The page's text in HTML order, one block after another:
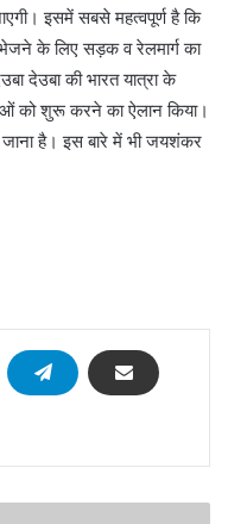
इसमें सबसे महत्वपूर्ण है कि
के लिए सड़क व रेलमार्ग का
देउबा की भारत यात्रा के
को शुरू करने का ऐलान किया।
है। इस बारे में भी जयशंकर